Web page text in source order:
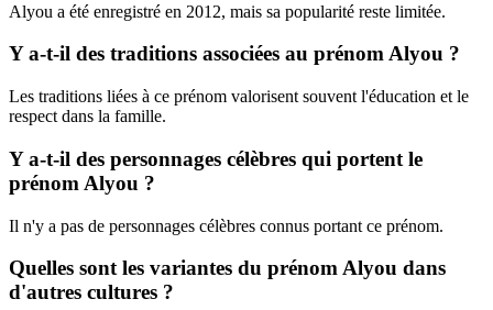
Alyou a été enregistré en 2012, mais sa popularité reste limitée.
Y a-t-il des traditions associées au prénom Alyou ?
Les traditions liées à ce prénom valorisent souvent l'éducation et le
respect dans la famille.
Y a-t-il des personnages célèbres qui portent le
prénom Alyou ?
Il n'y a pas de personnages célèbres connus portant ce prénom.
Quelles sont les variantes du prénom Alyou dans
d'autres cultures ?